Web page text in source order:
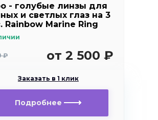
- голубые линзы для
и светлых глаз на 3
Rainbow Marine Ring
₽ от 2 500 ₽
Заказать в 1 клик
Подробнее